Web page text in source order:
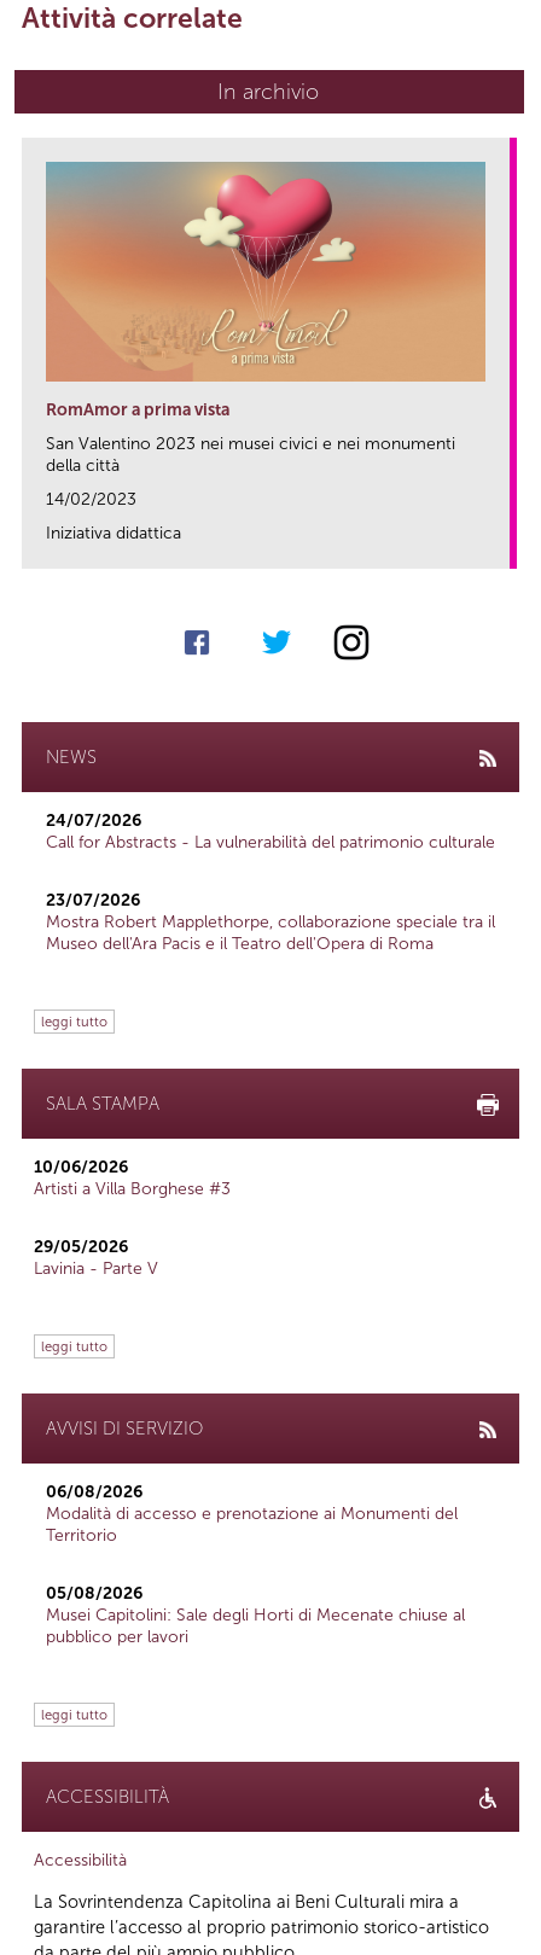
Attività correlate
In archivio
RomAmor a prima vista
San Valentino 2023 nei musei civici e nei monumenti
della città
14/02/2023
Iniziativa didattica
NEWS
24/07/2026
Call for Abstracts - La vulnerabilità del patrimonio culturale
23/07/2026
Mostra Robert Mapplethorpe, collaborazione speciale tra il
Museo dell'Ara Pacis e il Teatro dell'Opera di Roma
leggi tutto
SALA STAMPA
10/06/2026
Artisti a Villa Borghese #3
29/05/2026
Lavinia - Parte V
leggi tutto
AVVISI DI SERVIZIO
06/08/2026
Modalità di accesso e prenotazione ai Monumenti del
Territorio
05/08/2026
Musei Capitolini: Sale degli Horti di Mecenate chiuse al
pubblico per lavori
leggi tutto
ACCESSIBILITÀ
Accessibilità
La Sovrintendenza Capitolina ai Beni Culturali mira a
garantire l’accesso al proprio patrimonio storico-artistico